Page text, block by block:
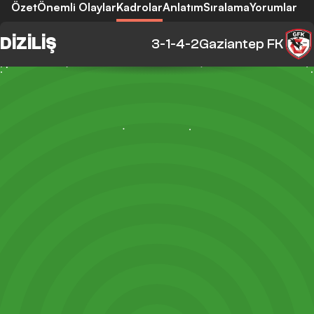
ÖzetÖnemli OlaylarKadrolarAnlatımSıralamaYorumlar
Gaziantep FK
3-1-4-2
DIZILIŞ